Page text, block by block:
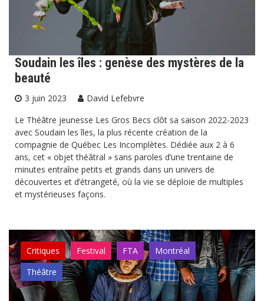
Soudain les îles : genèse des mystères de la
beauté
3 juin 2023
David Lefebvre
Le Théâtre jeunesse Les Gros Becs clôt sa saison 2022-2023
avec Soudain les îles, la plus récente création de la
compagnie de Québec Les Incomplètes. Dédiée aux 2 à 6
ans, cet « objet théâtral » sans paroles d’une trentaine de
minutes entraîne petits et grands dans un univers de
découvertes et d’étrangeté, où la vie se déploie de multiples
et mystérieuses façons.
Critiques Festival FTA
Montréal
Théâtre